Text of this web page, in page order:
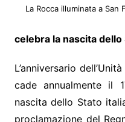
La Rocca illuminata a San
celebra la nascita dello
L’anniversario
cade annualmente il
nascita dello Stato
proclamazione del